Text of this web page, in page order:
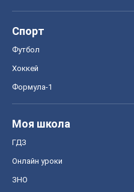
Спорт
Футбол
Хоккей
Формула-1
Моя школа
ГДЗ
Онлайн уроки
ЗНО